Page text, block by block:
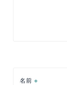
名前 ※